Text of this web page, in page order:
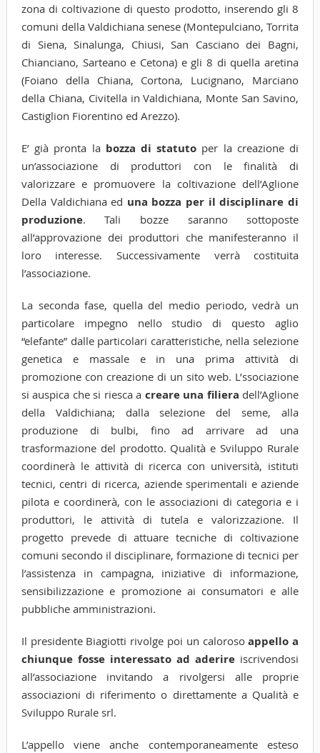
zona di coltivazione di questo prodotto, inserendo gli 8
comuni della Valdichiana senese (Montepulciano, Torrita
di Siena, Sinalunga, Chiusi, San Casciano dei Bagni,
Chianciano, Sarteano e Cetona) e gli 8 di quella aretina
(Foiano della Chiana, Cortona, Lucignano, Marciano
della Chiana, Civitella in Valdichiana, Monte San Savino,
Castiglion Fiorentino ed Arezzo).
E’ già pronta la bozza di statuto per la creazione di
un’associazione di produttori con le finalità di
valorizzare e promuovere la coltivazione dell’Aglione
Della Valdichiana ed una bozza per il disciplinare di
produzione. Tali bozze saranno sottoposte
all’approvazione dei produttori che manifesteranno il
loro interesse. Successivamente verrà costituita
l’associazione.
La seconda fase, quella del medio periodo, vedrà un
particolare impegno nello studio di questo aglio
“elefante” dalle particolari caratteristiche, nella selezione
genetica e massale e in una prima attività di
promozione con creazione di un sito web. L’ssociazione
si auspica che si riesca a creare una filiera dell’Aglione
della Valdichiana; dalla selezione del seme, alla
produzione di bulbi, fino ad arrivare ad una
trasformazione del prodotto. Qualità e Sviluppo Rurale
coordinerà le attività di ricerca con università, istituti
tecnici, centri di ricerca, aziende sperimentali e aziende
pilota e coordinerà, con le associazioni di categoria e i
produttori, le attività di tutela e valorizzazione. Il
progetto prevede di attuare tecniche di coltivazione
comuni secondo il disciplinare, formazione di tecnici per
l’assistenza in campagna, iniziative di informazione,
sensibilizzazione e promozione ai consumatori e alle
pubbliche amministrazioni.
Il presidente Biagiotti rivolge poi un calorosoappello a
chiunque fosse interessato ad aderire iscrivendosi
all’associazione invitando a rivolgersi alle proprie
associazioni di riferimento o direttamente a Qualità e
Sviluppo Rurale srl.
L’appello viene anche contemporaneamente esteso